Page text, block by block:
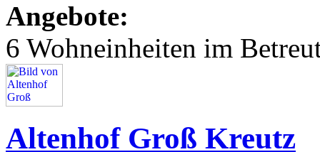
Angebote:
6 Wohneinheiten im
Altenhof Groß Kreutz